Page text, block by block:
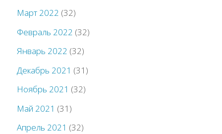
Март 2022 (32)
Февраль 2022 (32)
Январь 2022 (32)
Декабрь 2021 (31)
Ноябрь 2021 (32)
Май 2021 (31)
Апрель 2021 (32)